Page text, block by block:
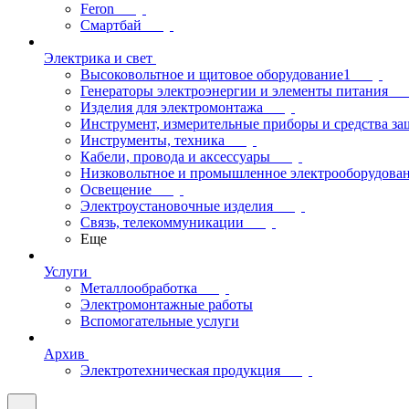
Feron
Смартбай
Электрика и свет
Высоковольтное и щитовое оборудование1
Генераторы электроэнергии и элементы питания
Изделия для электромонтажа
Инструмент, измерительные приборы и средства
Инструменты, техника
Кабели, провода и аксессуары
Низковольтное и промышленное
Освещение
Электроустановочные изделия
Связь, телекоммуникации
Еще
Услуги
Металлообработка
Электромонтажные работы
Вспомогательные услуги
Архив
Электротехническая продукция